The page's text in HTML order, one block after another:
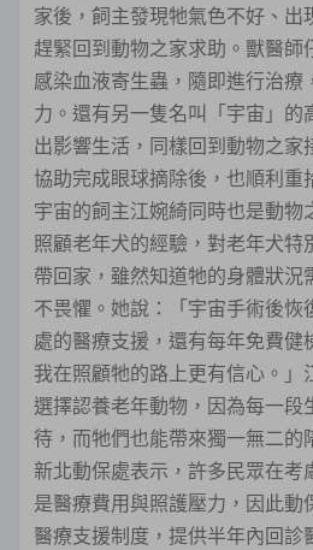
家後，飼主發現牠氣色不好、出
趕緊回到動物之家求助。獸醫師
感染血液寄生蟲，隨即進行治療
力。還有另一隻名叫「宇宙」的
出影響生活，同樣回到動物之家
協助完成眼球摘除後，也順利重
宇宙的飼主江婉綺同時也是動物
照顧老年犬的經驗，對老年犬特
帶回家，雖然知道牠的身體狀況
不畏懼。她說：「宇宙手術後恢
處的醫療支援，還有每年免費健
我在照顧牠的路上更有信心。」
選擇認養老年動物，因為每一段
待，而牠們也能帶來獨一無二的
新北動保處表示，許多民眾在考
是醫療費用與照護壓力，因此動
醫療支援制度，提供半年內回診